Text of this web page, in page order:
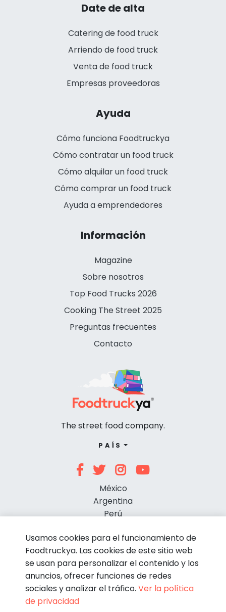
Date de alta
Catering de food truck
Arriendo de food truck
Venta de food truck
Empresas proveedoras
Ayuda
Cómo funciona Foodtruckya
Cómo contratar un food truck
Cómo alquilar un food truck
Cómo comprar un food truck
Ayuda a emprendedores
Información
Magazine
Sobre nosotros
Top Food Trucks 2026
Cooking The Street 2025
Preguntas frecuentes
Contacto
The street food company.
PAÍS
México
Argentina
Perú
© Foodtruckya 2026
Usamos cookies para el funcionamiento de
Foodtruckya. Las cookies de este sitio web
se usan para personalizar el contenido y los
anuncios, ofrecer funciones de redes
sociales y analizar el tráfico. Ver la política
de privacidad